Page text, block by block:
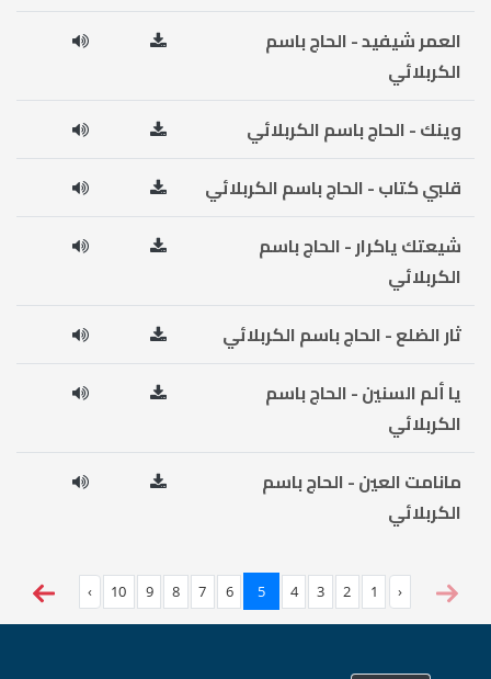
العمر شيفيد - الحاج باسم
الكربلائي
وينك - الحاج باسم الكربلائي
قلبي كتاب - الحاج باسم الكربلائي
شيعتك ياكرار - الحاج باسم
الكربلائي
ثار الضلع - الحاج باسم الكربلائي
يا ألم السنين - الحاج باسم
الكربلائي
مانامت العين - الحاج باسم
الكربلائي
‹
1
2
3
4
5
6
7
8
9
10
›